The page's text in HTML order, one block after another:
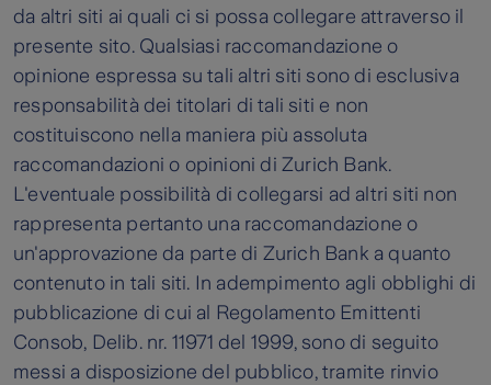
da altri siti ai quali ci si possa collegare attraverso il
presente sito. Qualsiasi raccomandazione o
opinione espressa su tali altri siti sono di esclusiva
responsabilità dei titolari di tali siti e non
costituiscono nella maniera più assoluta
raccomandazioni o opinioni di Zurich Bank.
L'eventuale possibilità di collegarsi ad altri siti non
rappresenta pertanto una raccomandazione o
un'approvazione da parte di Zurich Bank a quanto
contenuto in tali siti. In adempimento agli obblighi di
pubblicazione di cui al Regolamento Emittenti
Consob, Delib. nr. 11971 del 1999, sono di seguito
messi a disposizione del pubblico, tramite rinvio